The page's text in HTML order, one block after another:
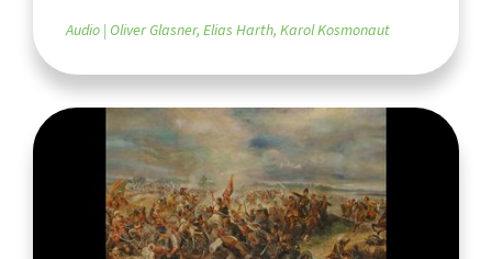
Audio Oliver Glasner, Elias Harth, Karol Kosmonaut